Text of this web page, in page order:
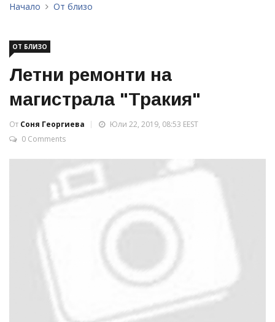
Начало От близо
ОТ БЛИЗО
Летни ремонти на
магистрала "Тракия"
От Соня Георгиева
Юли 22, 2019, 08:53 EEST
0 Comments